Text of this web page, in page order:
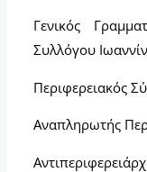
Γενικός
Συλλόγου
Περιφερειακός
Αναπληρωτής